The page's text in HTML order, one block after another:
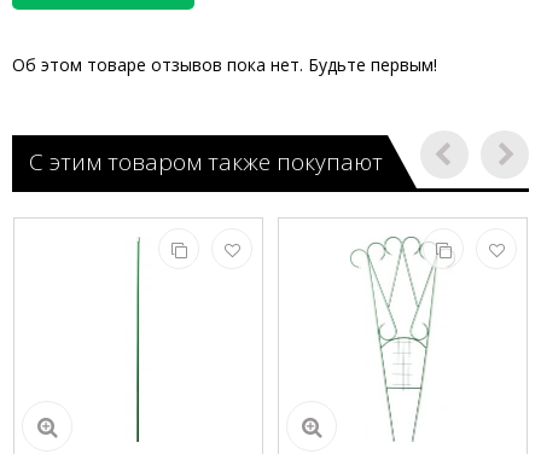
Об этом товаре отзывов пока нет. Будьте первым!
С этим товаром также покупают